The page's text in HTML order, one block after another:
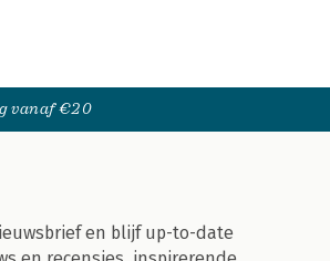
vanaf €20
en blijf up-to-date